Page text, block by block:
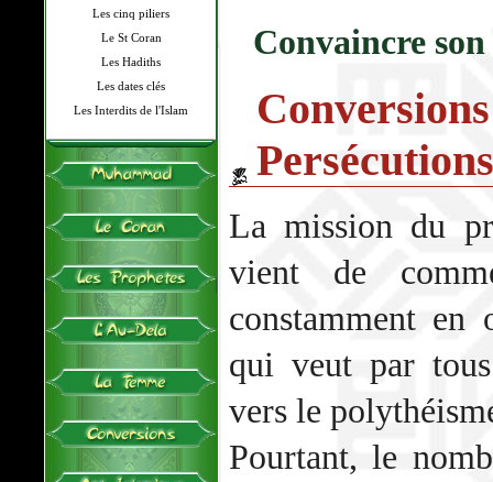
Les cinq piliers
Le St Coran
Les Hadiths
Les dates clés
Les Interdits de l'Islam
Convaincre
Persécutions
La mission du
vient de
constamment en
qui veut par
vers le
Pourtant, le